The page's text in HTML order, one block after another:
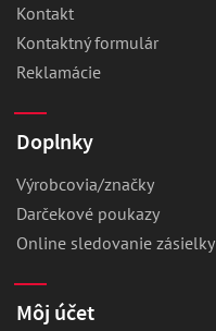
Kontakt
Kontaktný formulár
Reklamácie
Doplnky
Výrobcovia/značky
Darčekové poukazy
Online sledovanie zásielky
Môj účet